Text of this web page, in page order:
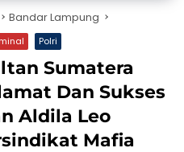
Bandar Lampung
Polri
Sumatera
Dan Sukses
Aldila Leo
Mafia